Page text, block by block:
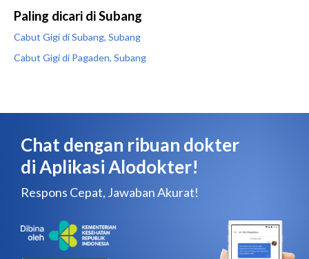
Paling dicari di Subang
Cabut Gigi di Subang, Subang
Cabut Gigi di Pagaden, Subang